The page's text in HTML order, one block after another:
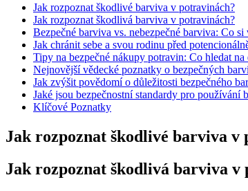
Jak rozpoznat škodlivé barviva v potravinách?
Jak rozpoznat škodlivá barviva v potravinách?
Bezpečné barviva vs. nebezpečné barviva: Co si
Jak chránit sebe a svou rodinu před
Tipy na bezpečné nákupy potravin: Co hledat na
Nejnovější vědecké poznatky o bezpečných
Jak zvýšit povědomí o důležitosti bezpečného
Jaké jsou bezpečnostní standardy pro
Klíčové Poznatky
Jak rozpoznat škodlivé barviva v
Jak rozpoznat škodlivá barviva v